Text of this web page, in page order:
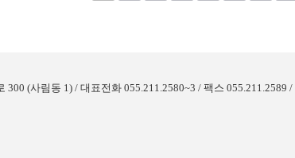
(사림동 1) / 대표전화 055.211.2580~3 / 팩스 055.211.2589 /